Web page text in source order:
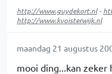
http://www.guydekort.nl-
http://www.kvoisterwijk.nl
maandag 21 augustus
mooi ding...kan zeker